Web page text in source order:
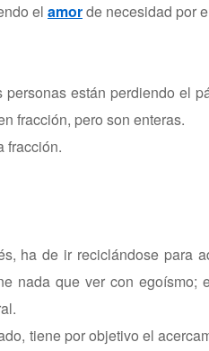
el amorde necesidad por
están perdiendo el
fracción, pero son enteras.
fracción.
ha de ir reciclándose para
nada que ver con egoísmo;
tiene por objetivo el